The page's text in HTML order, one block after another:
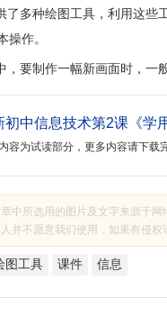
了多种绘图工具，利用这些
操作。
，要制作一幅新画面时，一
容为试读部分，更多内容请下载
中所选用的图片及文字来源于
并不愿意我们使用，如果有侵
图工具 课件 信息